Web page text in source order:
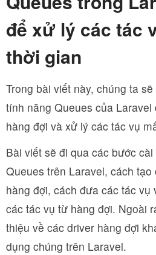
để xử lý các tác
thời gian
Trong bài viết này, chúng ta
tính năng Queues của
hàng đợi và xử lý các tác vụ
Bài viết sẽ đi qua các bước
Queues trên Laravel, cách
hàng đợi, cách đưa các tác vụ
các tác vụ từ hàng đợi. Ngoài
thiệu về các driver hàng đợi
dụng chúng trên Laravel.